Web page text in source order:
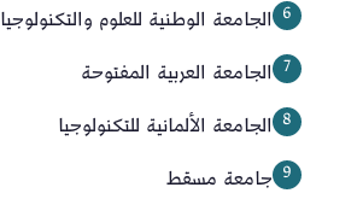
الجامعة الوطنية للعلوم والتكنولوجيا
الجامعة العربية المفتوحة
الجامعة الألمانية للتكنولوجيا
جامعة مسقط